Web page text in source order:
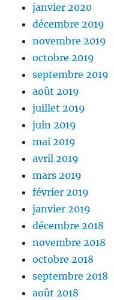
janvier 2020
décembre 2019
novembre 2019
octobre 2019
septembre 2019
août 2019
juillet 2019
juin 2019
mai 2019
avril 2019
mars 2019
février 2019
janvier 2019
décembre 2018
novembre 2018
octobre 2018
septembre 2018
août 2018